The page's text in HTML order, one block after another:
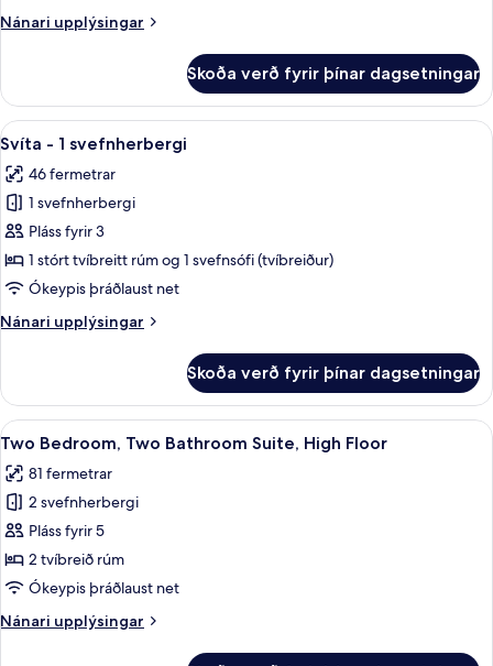
tvíbreitt
svefnsófa
Nánari upplýsingar
Nánari
-
stórt
rúm
með
svefnsófa
Skoða verð fyrir þínar dagsetningar
Skoða
allar
myndir
fyrir
Svíta
-
1
Svíta - 1 svefnherbergi |
6
Svíta - 1 svefnherbergi
46 fermetrar
1 svefnherbergi
Pláss fyrir 3
1 stórt tvíbreitt rúm og 1 svefnsófi (tvíbreiður)
Ókeypis þráðlaust net
Nánari upplýsingar
Nánari
-
svefnherbergi
Skoða verð fyrir þínar dagsetningar
Skoða
allar
myndir
fyrir
Two
Bedroom,
Two
Suite,
40-tommu LED-sjónvarp með
8
Two Bedroom, Two Bathroom Suite, High Floor
81 fermetrar
2 svefnherbergi
Pláss fyrir 5
2 tvíbreið rúm
Ókeypis þráðlaust net
Nánari upplýsingar
Nánari